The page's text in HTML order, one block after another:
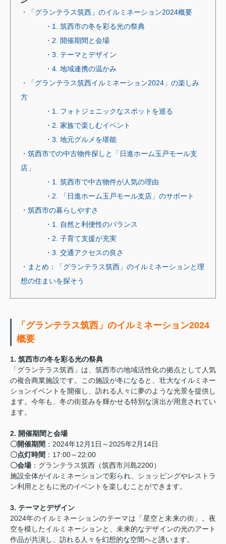
・「グランテラス筑西」のイルミネーション2024概要
・1. 筑西市の冬を彩る光の祭典
・2. 開催期間と会場
・3. テーマとデザイン
・4. 地域連携の温かみ
・「グランテラス筑西イルミネーション2024」の楽しみ
方
・1. フォトジェニックなスポットを巡る
・2. 家族で楽しむイベント
・3. 地元グルメを堪能
・筑西市での中古物件探しと「日進ホーム玉戸モール支
店」
・1. 筑西市で中古物件が人気の理由
・2. 「日進ホーム玉戸モール支店」のサポート
・筑西市の暮らしやすさ
・1. 自然と利便性のバランス
・2. 子育て支援が充実
・3. 交通アクセスの良さ
・まとめ：「グランテラス筑西」のイルミネーションと理
想の住まいを探そう
「グランテラス筑西」のイルミネーション2024
概要
1. 筑西市の冬を彩る光の祭典
「グランテラス筑西」は、筑西市の地域活性化の拠点として人気
の複合商業施設です。この施設が冬になると、壮大なイルミネー
ションイベントを開催し、訪れる人々に夢のような光景を提供し
ます。今年も、冬の街並みを輝かせる特別な演出が用意されてい
ます。
2. 開催期間と会場
〇開催期間 ：2024年12月1日～2025年2月14日
〇点灯時間 ：17:00～22:00
〇会場：グランテラス筑西（筑西市川島2200）
施設全体がイルミネーションで彩られ、ショッピングやレストラ
ン利用とともに光のイベントを楽しむことができます。
3. テーマとデザイン
2024年のイルミネーションのテーマは「星空と未来の街」。夜
空を模したイルミネーションと、未来的なデザインの光のアート
作品が共演し、訪れる人々を幻想的な空間へと誘います。